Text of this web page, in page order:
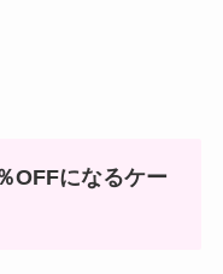
OFFになるケー